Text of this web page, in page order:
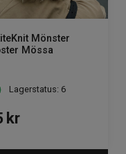
Mönster
Mössa
Lagerstatus: 6
kr